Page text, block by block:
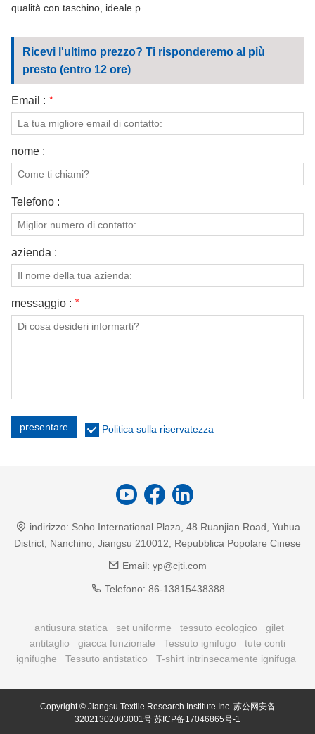
qualità con taschino, ideale per
Ricevi l'ultimo prezzo? Ti risponderemo al più
presto (entro 12 ore)
Email : *
nome :
Telefono :
azienda :
messaggio : *
presentare Politica sulla riservatezza
indirizzo: Soho International Plaza, 48 Ruanjian Road, Yuhua
District, Nanchino, Jiangsu 210012, Repubblica Popolare Cinese
Email: yp@cjti.com
Telefono: 86-13815438388
antiusura statica set uniforme tessuto ecologico
gilet
antitaglio
giacca funzionale Tessuto ignifugo
tute conti
ignifughe
Tessuto antistatico T-shirt intrinsecamente ignifuga
Copyright © Jiangsu Textile Research Institute Inc. 苏公网安备
32021302003001号 苏ICP备17046865号-1